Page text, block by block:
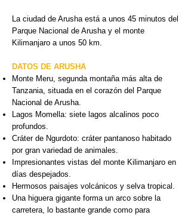
La ciudad de Arusha está a unos 45 minutos del
Parque Nacional de Arusha y el monte
Kilimanjaro a unos 50 km.
DATOS DE ARUSHA
Monte Meru, segunda montaña más alta de
Tanzania, situada en el corazón del Parque
Nacional de Arusha.
Lagos Momella: siete lagos alcalinos poco
profundos.
Cráter de Ngurdoto: cráter pantanoso habitado
por gran variedad de animales.
Impresionantes vistas del monte Kilimanjaro en
días despejados.
Hermosos paisajes volcánicos y selva tropical.
Una higuera gigante forma un arco sobre la
carretera, lo bastante grande como para